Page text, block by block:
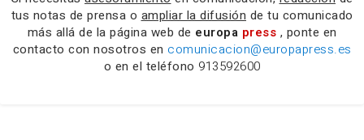
tus notas de prensa o ampliar la difusión de tu comunicado
más allá de la página web de europa press , ponte en
contacto con nosotros en comunicacion@europapress.es
o en el teléfono 913592600